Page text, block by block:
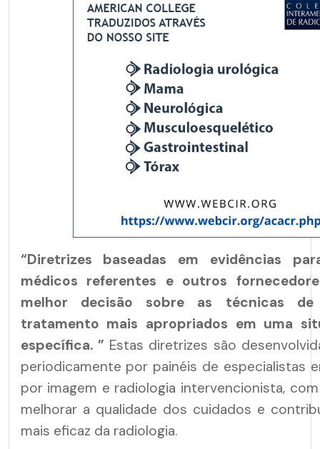
“Diretrizes baseadas em evidências
médicos referentes e outros
melhor decisão sobre as técnicas
tratamento mais apropriados em uma
específica. ” Estas diretrizes são
periodicamente por painéis de especialistas
por imagem e radiologia intervencionista,
melhorar a qualidade dos cuidados e
mais eficaz da radiologia.